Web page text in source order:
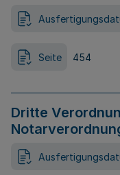
Seite 454
Dritte